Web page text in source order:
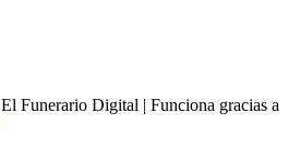
Funerario Digital | Funciona gracias a